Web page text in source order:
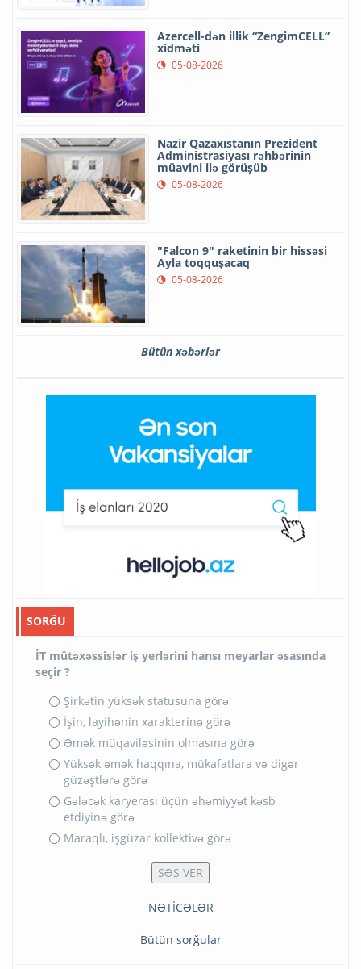
Azercell-dən illik “ZengimCELL”
xidməti
05-08-2026
Nazir Qazaxıstanın Prezident
Administrasiyası rəhbərinin
müavini ilə görüşüb
05-08-2026
"Falcon 9" raketinin bir hissəsi
Ayla toqquşacaq
05-08-2026
Bütün xəbərlər
SORĞU
İT mütəxəssislər iş yerlərini hansı meyarlar əsasında
seçir ?
Şirkətin yüksək statusuna görə
İşin, layihənin xarakterinə görə
Əmək müqaviləsinin olmasına görə
Yüksək əmək haqqına, mükafatlara və digər
güzəştlərə görə
Gələcək karyerası üçün əhəmiyyət kəsb
etdiyinə görə
Maraqlı, işgüzar kollektivə görə
NƏTİCƏLƏR
Bütün sorğular